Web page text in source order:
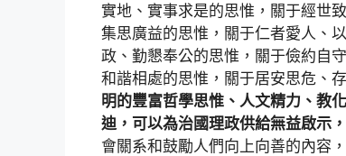
實地、實事求是的思惟，關于經世
集思廣益的思惟，關于仁者愛人、
政、勤懇奉公的思惟，關于儉約自
和諧相處的思惟，關于居安思危、
明的豐富哲學思惟、人文精力、教
迪，可以為治國理政供給無益啟示
會關系和鼓勵人們向上向善的內容